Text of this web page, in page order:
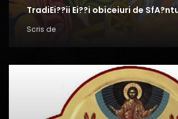
TradiEi??ii Ei??i obiceiuri de
Scris de